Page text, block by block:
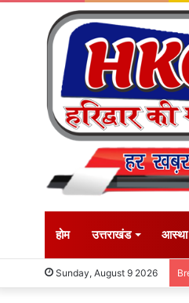
होम उत्तराखंड आस्था
Sunday, August 9 2026